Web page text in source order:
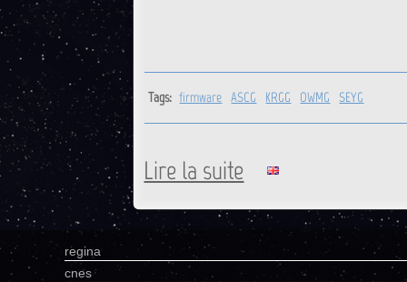
Tags: firmware ASCG KRGG OWMG SEYG
Lire la suite de ASCG, KRGG, OWMG,
regina
cnes